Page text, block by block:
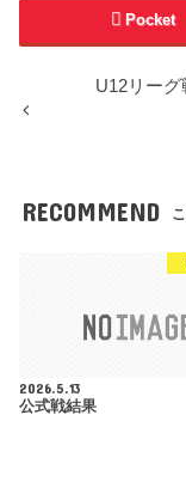
Pocket
U12リーグ
RECOMMEND
2026.5.13
公式戦結果